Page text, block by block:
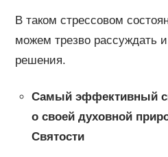
В таком стрессовом
можем трезво рассуждать
решения.
Самый эффективный
о своей духовной
Святости